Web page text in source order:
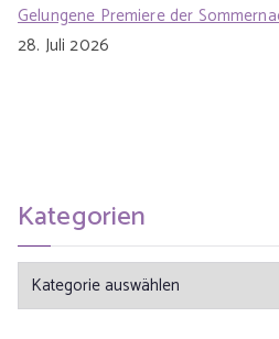
Gelungene Premiere der
28. Juli 2026
Kategorien